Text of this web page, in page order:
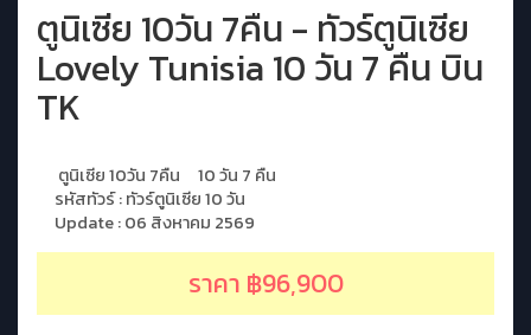
ตูนิเซีย 10วัน 7คืน - ทัวร์ตูนิเซีย
Lovely Tunisia 10 วัน 7 คืน บิน
TK
ตูนิเซีย 10วัน 7คืน
10 วัน 7 คืน
รหัสทัวร์ : ทัวร์ตูนิเซีย 10 วัน
Update : 06 สิงหาคม 2569
ราคา ฿96,900